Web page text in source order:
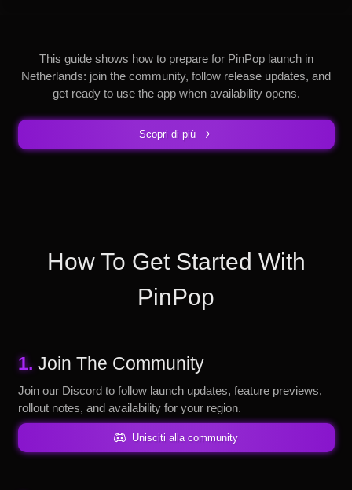
This guide shows how to prepare for PinPop launch in
Netherlands: join the community, follow release updates, and
get ready to use the app when availability opens.
Scopri di più
How To Get Started With
PinPop
1. Join The Community
Join our Discord to follow launch updates, feature previews,
rollout notes, and availability for your region.
Unisciti alla community